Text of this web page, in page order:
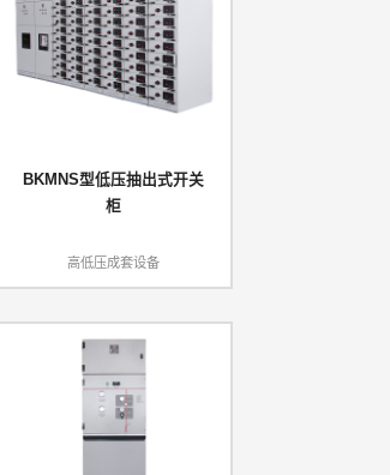
BKMNS型低压抽出式开关
柜
高低压成套设备